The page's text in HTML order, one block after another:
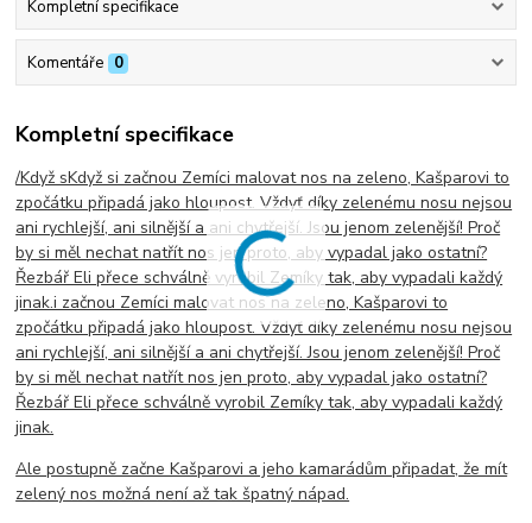
Kompletní specifikace
Komentáře 0
Kompletní specifikace
/Když sKdyž si začnou Zemíci malovat nos na zeleno, Kašparovi to
zpočátku připadá jako hloupost. Vždyť díky zelenému nosu nejsou
ani rychlejší, ani silnější a ani chytřejší. Jsou jenom zelenější! Proč
by si měl nechat natřít nos jen proto, aby vypadal jako ostatní?
Řezbář Eli přece schválně vyrobil Zemíky tak, aby vypadali každý
jinak.i začnou Zemíci malovat nos na zeleno, Kašparovi to
zpočátku připadá jako hloupost. Vždyť díky zelenému nosu nejsou
ani rychlejší, ani silnější a ani chytřejší. Jsou jenom zelenější! Proč
by si měl nechat natřít nos jen proto, aby vypadal jako ostatní?
Řezbář Eli přece schválně vyrobil Zemíky tak, aby vypadali každý
jinak.
Ale postupně začne Kašparovi a jeho kamarádům připadat, že mít
zelený nos možná není až tak špatný nápad.